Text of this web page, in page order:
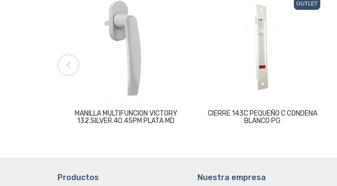
MANILLA MULTIFUNCION VICTORY
132.SILVER.40.45PM PLATA MD
OUTLET
CIERRE 143C PEQUEÑO C CONDENA
BLANCO PG
Productos Nuestra empresa